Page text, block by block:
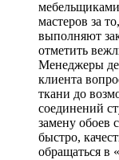
мастеров за
выполняют
отметить
Менеджеры
клиента
ткани до
соединений
замену обоев
быстро,
обращаться в